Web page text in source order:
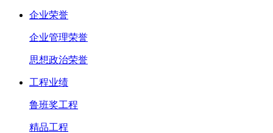
企业荣誉
企业管理荣誉
思想政治荣誉
工程业绩
鲁班奖工程
精品工程